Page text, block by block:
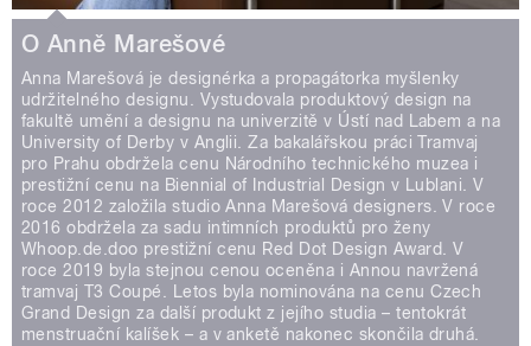
O Anně Marešové
Anna Marešová je designérka a propagátorka myšlenky
udržitelného designu. Vystudovala produktový design na
fakultě umění a designu na univerzitě v Ústí nad Labem a na
University of Derby v Anglii. Za bakalářskou práci Tramvaj
pro Prahu obdržela cenu Národního technického muzea i
prestižní cenu na Biennial of Industrial Design v Lublani. V
roce 2012 založila studio Anna Marešová designers. V roce
2016 obdržela za sadu intimních produktů pro ženy
Whoop.de.doo prestižní cenu Red Dot Design Award. V
roce 2019 byla stejnou cenou oceněna i Annou navržená
tramvaj T3 Coupé. Letos byla nominována na cenu Czech
Grand Design za další produkt z jejího studia – tentokrát
menstruační kalíšek – a v anketě nakonec skončila druhá.